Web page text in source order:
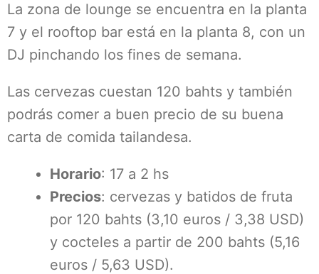
La zona de lounge se encuentra en la planta
7 y el rooftop bar está en la planta 8, con un
DJ pinchando los fines de semana.
Las cervezas cuestan 120 bahts y también
podrás comer a buen precio de su buena
carta de comida tailandesa.
Horario: 17 a 2 hs
Precios: cervezas y batidos de fruta
por 120 bahts (3,10 euros / 3,38 USD)
y cocteles a partir de 200 bahts (5,16
euros / 5,63 USD).